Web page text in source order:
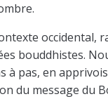
occidental,
bouddhistes.
à pas, en
du message du